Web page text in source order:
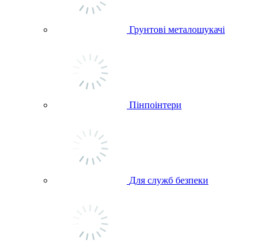
Грунтові металошукачі
Пінпоінтери
Для служб безпеки